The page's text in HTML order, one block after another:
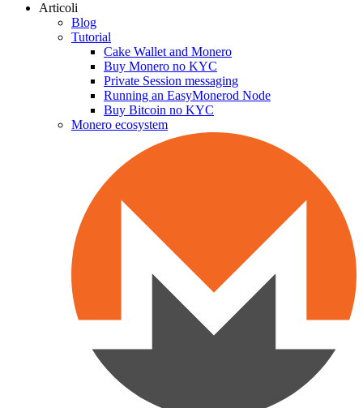
Articoli
Blog
Tutorial
Cake Wallet and Monero
Buy Monero no KYC
Private Session messaging
Running an EasyMonerod Node
Buy Bitcoin no KYC
Monero ecosystem